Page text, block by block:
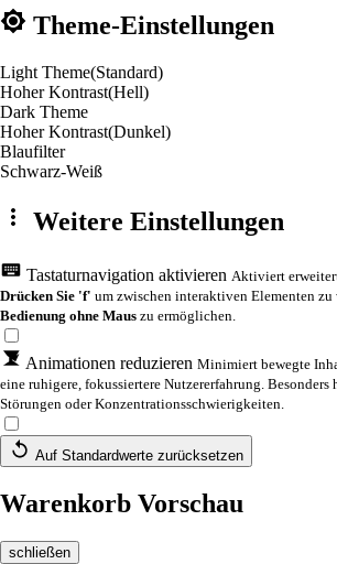
Theme-Einstellungen
Light Theme(Standard)
Hoher Kontrast(Hell)
Dark Theme
Hoher Kontrast(Dunkel)
Blaufilter
Schwarz-Weiß
Weitere Einstellungen
Tastaturnavigation aktivieren Aktiviert
Drücken Sie 'f' um zwischen interaktiven Elementen zu
Bedienung ohne Maus zu ermöglichen.
Animationen reduzieren Minimiert bewegte
eine ruhigere, fokussiertere Nutzererfahrung.
Störungen oder Konzentrationsschwierigkeiten.
Auf Standardwerte zurücksetzen
Warenkorb Vorschau
schließen